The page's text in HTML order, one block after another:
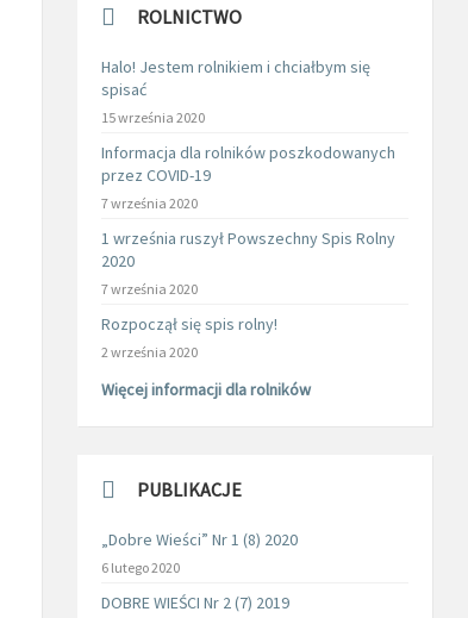
ROLNICTWO
Halo! Jestem rolnikiem i chciałbym się
spisać
15 września 2020
Informacja dla rolników poszkodowanych
przez COVID-19
7 września 2020
1 września ruszył Powszechny Spis Rolny
2020
7 września 2020
Rozpoczął się spis rolny!
2 września 2020
Więcej informacji dla rolników
PUBLIKACJE
„Dobre Wieści” Nr 1 (8) 2020
6 lutego 2020
DOBRE WIEŚCI Nr 2 (7) 2019